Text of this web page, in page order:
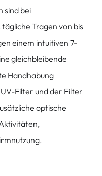
sind bei
Tragen von bis
einem intuitiven 7-
gleichbleibende
Handhabung
Filter und der Filter
optische